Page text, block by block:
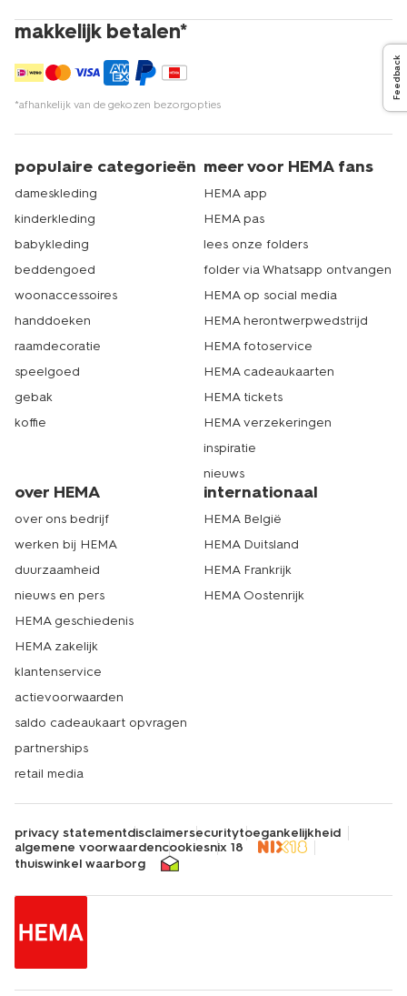
makkelijk betalen*
*afhankelijk van de gekozen bezorgopties
populaire categorieën
dameskleding
kinderkleding
babykleding
beddengoed
woonaccessoires
handdoeken
raamdecoratie
speelgoed
gebak
koffie
meer voor HEMA fans
HEMA app
HEMA pas
lees onze folders
folder via Whatsapp ontvangen
HEMA op social media
HEMA herontwerpwedstrijd
HEMA fotoservice
HEMA cadeaukaarten
HEMA tickets
HEMA verzekeringen
inspiratie
nieuws
over HEMA
over ons bedrijf
werken bij HEMA
duurzaamheid
nieuws en pers
HEMA geschiedenis
HEMA zakelijk
klantenservice
actievoorwaarden
saldo cadeaukaart opvragen
partnerships
retail media
internationaal
HEMA België
HEMA Duitsland
HEMA Frankrijk
HEMA Oostenrijk
privacy statementdisclaimersecuritytoegankelijkheid
algemene voorwaardencookiesnix 18
thuiswinkel waarborg
Feedback